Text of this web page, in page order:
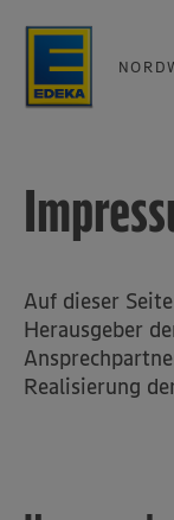
Auf dieser
Herausgeber
Realisierung